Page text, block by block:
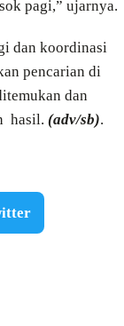
pagi,” ujarnya.
dan koordinasi
pencarian di
dan
hasil. (adv/sb).